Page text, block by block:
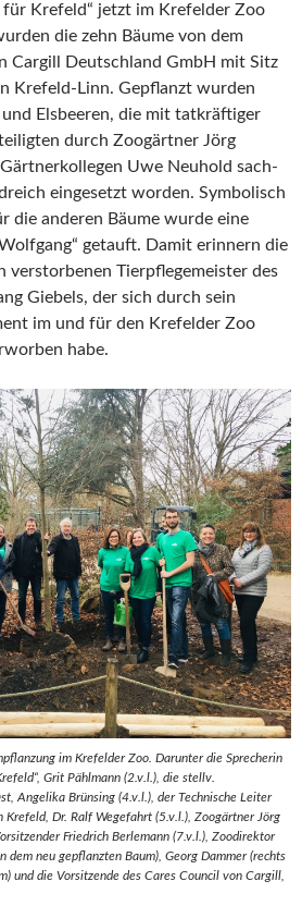
für Krefeld“ jetzt im Krefelder Zoo
die zehn Bäume von dem
Cargill Deutschland GmbH mit Sitz
Krefeld-Linn. Gepflanzt wurden
und Elsbeeren, die mit tatkräftiger
durch Zoogärtner Jörg
Uwe Neuhold sach-
eingesetzt worden. Symbolisch
die anderen Bäume wurde eine
getauft. Damit erinnern die
verstorbenen Tierpflegemeister des
Giebels, der sich durch sein
im und für den Krefelder Zoo
habe.
im Krefelder Zoo. Darunter die Sprecherin
Grit Pählmann (2.v.l.), die stellv.
Angelika Brünsing (4.v.l.), der Technische Leiter
Dr. Ralf Wegefahrt (5.v.l.), Zoogärtner Jörg
Friedrich Berlemann (7.v.l.), Zoodirektor
dem neu gepflanzten Baum), Georg Dammer (rechts
und die Vorsitzende des Cares Council von Cargill,